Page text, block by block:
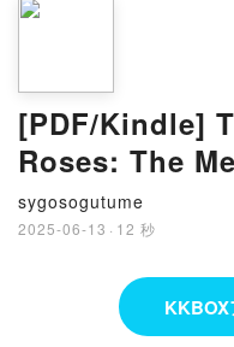
[PDF/Kindle]
Roses: The
Graham
sygosogutume
2025-06-13 · 12 秒
KKBOX